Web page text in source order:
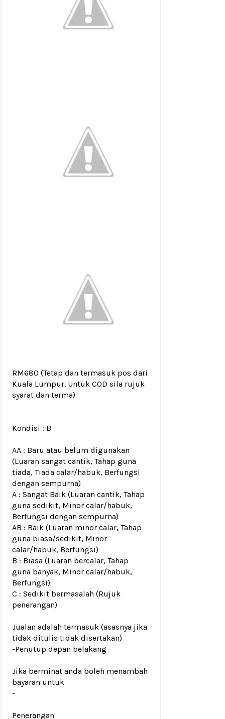
RM680 (Tetap dan termasuk pos dari
Kuala Lumpur. Untuk COD sila rujuk
syarat dan terma)
Kondisi : B
AA : Baru atau belum digunakan
(Luaran sangat cantik, Tahap guna
tiada, Tiada calar/habuk, Berfungsi
dengan sempurna)
A : Sangat Baik (Luaran cantik, Tahap
guna sedikit, Minor calar/habuk,
Berfungsi dengan sempurna)
AB : Baik (Luaran minor calar, Tahap
guna biasa/sedikit, Minor
calar/habuk, Berfungsi)
B : Biasa (Luaran bercalar, Tahap
guna banyak, Minor calar/habuk,
Berfungsi)
C : Sedikit bermasalah (Rujuk
penerangan)
Jualan adalah termasuk (asasnya jika
tidak ditulis tidak disertakan)
-Penutup depan belakang
Jika berminat anda boleh menambah
bayaran untuk
-
Penerangan